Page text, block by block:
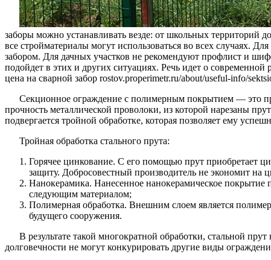
заборы можно устанавливать везде: от школьных территорий
все стройматериалы могут использоваться во всех случаях.
забором. Для дачных участков не рекомендуют профлист и
подойдет в этих и других ситуациях. Речь идет о
цена на сварной забор rostov.properimetr.ru/about/useful-info/
Секционное ограждение с полимерным покрытием — это
прочность металлической проволоки, из которой нарезаны
подвергается тройной обработке, которая позволяет ему
Тройная обработка стального прута:
Горячее цинкование. С его помощью прут приобретает
защиту. Добросовестный производитель не экономит на
Нанокерамика. Нанесенное нанокерамическое покрытие
следующим материалом;
Полимерная обработка. Внешним слоем является
будущего сооружения.
В результате такой многократной обработки, стальной
долговечности не могут конкурировать другие виды